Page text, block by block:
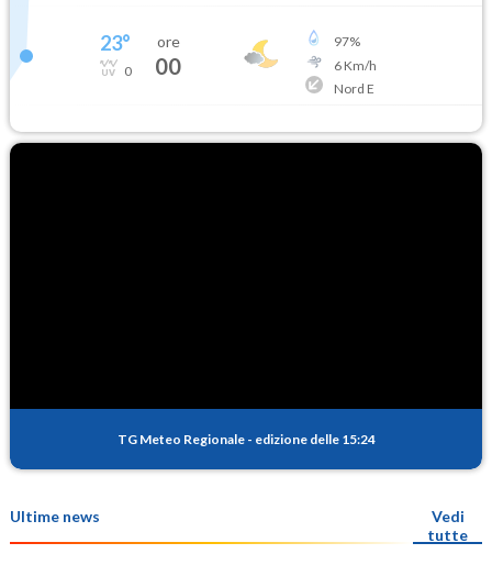
23°
0
ore
00
97%
6Km/h
Nord E
TG Meteo Regionale - edizione delle 15:24
Ultime news
Vedi
tutte